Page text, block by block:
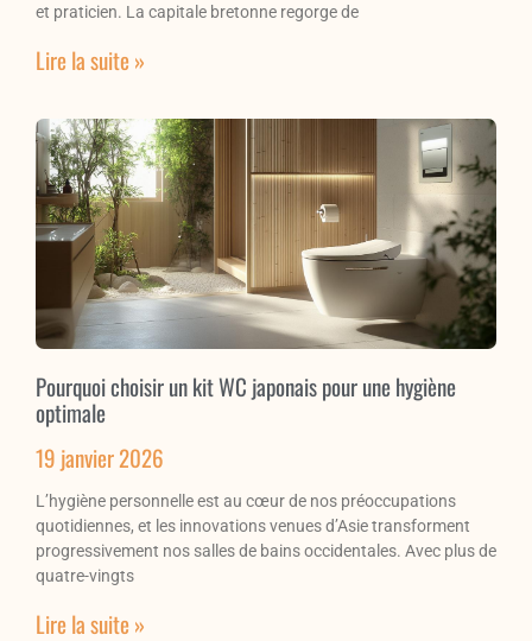
et praticien. La capitale bretonne regorge de
Lire la suite »
Pourquoi choisir un kit WC japonais pour une hygiène
optimale
19 janvier 2026
L’hygiène personnelle est au cœur de nos préoccupations
quotidiennes, et les innovations venues d’Asie transforment
progressivement nos salles de bains occidentales. Avec plus de
quatre-vingts
Lire la suite »